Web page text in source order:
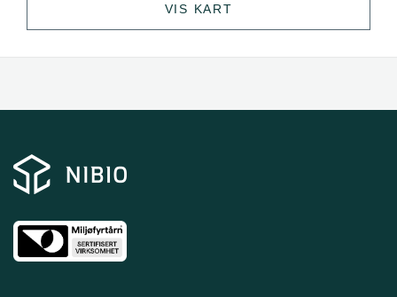
VIS KART